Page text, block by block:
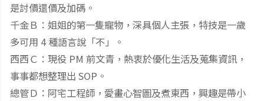
是討價還價及加碼。
千金Ｂ：姐姐的第一隻寵物，深具個人主張，特技是一歲
多可用 4 種語言說「不」。
西西Ｃ：現役 PM 前文青，熱衷於優化生活及蒐集資訊，
事事都想整理出 SOP。
總管Ｄ：阿宅工程師，愛畫心智圖及煮東西，興趣是帶小